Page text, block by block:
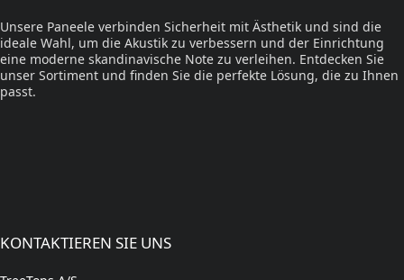
Unsere Paneele verbinden Sicherheit mit Ästhetik und sind die
ideale Wahl, um die Akustik zu verbessern und der Einrichtung
eine moderne skandinavische Note zu verleihen. Entdecken Sie
unser Sortiment und finden Sie die perfekte Lösung, die zu Ihnen
passt.
KONTAKTIEREN SIE UNS